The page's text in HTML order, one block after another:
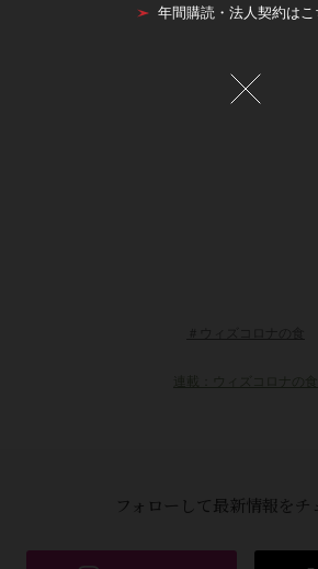
連載：ウィズコロナの食
フォローして最新情報をチ
年間購読・法人契約はこ